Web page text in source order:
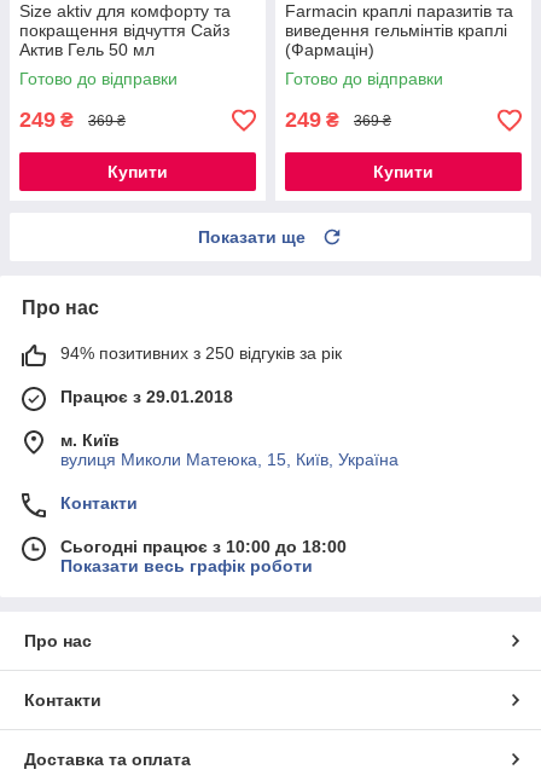
Size aktiv для комфорту та
покращення відчуття Сайз
Актив Гель 50 мл
Готово до відправки
249 ₴ 369 ₴
Купити
Farmacin краплі паразитів та
виведення гельмінтів краплі
(Фармацін)
Готово до відправки
249 ₴ 369 ₴
Купити
Показати ще
Про нас
94% позитивних з 250 відгуків за рік
Працює з 29.01.2018
м. Київ
вулиця Миколи Матеюка, 15, Київ, Україна
Контакти
Сьогодні працює з 10:00 до 18:00
Показати весь графік роботи
Про нас
Контакти
Доставка та оплата